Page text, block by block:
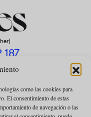
como las cookies para
El consentimiento de estas
de navegación o las
187